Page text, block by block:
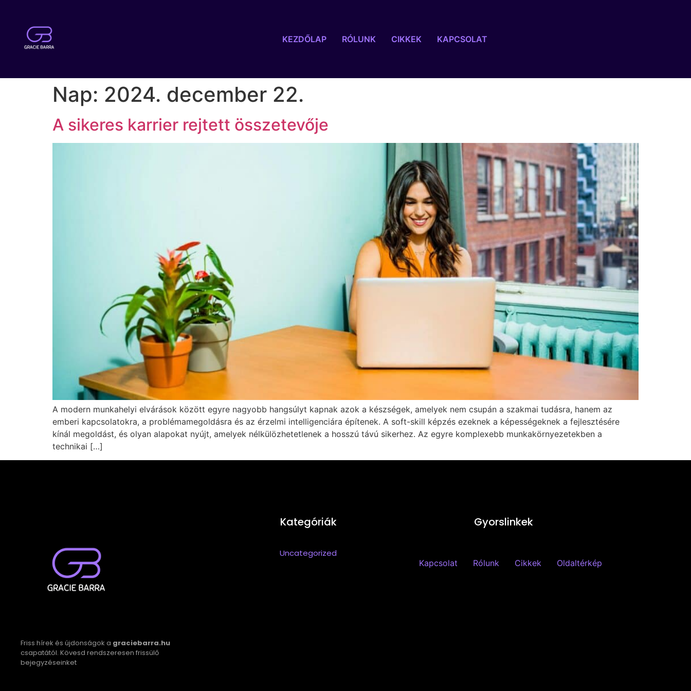
KEZDŐLAP RÓLUNK CIKKEK KAPCSOLAT
Nap: 2024. december 22.
A sikeres karrier rejtett összetevője
A modern munkahelyi elvárások között egyre nagyobb hangsúlyt kapnak azok a készségek, amelyek nem csupán a szakmai tudásra, hanem az
emberi kapcsolatokra, a problémamegoldásra és az érzelmi intelligenciára építenek. A soft-skill képzés ezeknek a képességeknek a fejlesztésére
kínál megoldást, és olyan alapokat nyújt, amelyek nélkülözhetetlenek a hosszú távú sikerhez. Az egyre komplexebb munkakörnyezetekben a
technikai […]
Friss hírek és újdonságok a graciebarra.hu
csapatától. Kövesd rendszeresen frissülő
bejegyzéseinket
Kategóriák
Uncategorized
Gyorslinkek
Kapcsolat Rólunk Cikkek Oldaltérkép